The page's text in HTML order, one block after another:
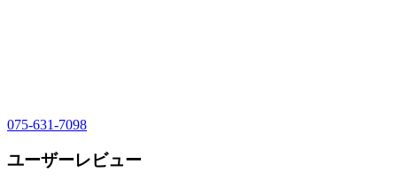
075-631-7098
ユーザーレビュー